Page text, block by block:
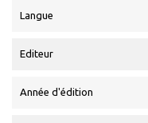
Langue
Editeur
Année d'édition